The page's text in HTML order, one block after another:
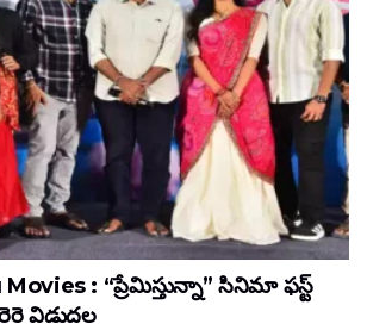
: “ప్రేమిస్తున్నా” సినిమా ఫస్ట్
విడుదల